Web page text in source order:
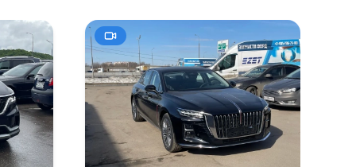
+18
Смотреть все фото